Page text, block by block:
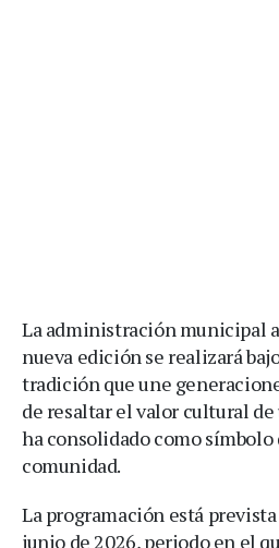
La administración municipal
nueva edición se realizará
tradición que une
de resaltar el valor cultural
ha consolidado como
comunidad.
La programación está
junio de 2026, periodo en el